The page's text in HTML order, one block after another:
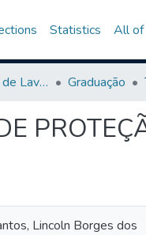
Statistics All of
Centro Universitário de Lavras-UNILAVRAS Graduação
Lincoln Borges dos